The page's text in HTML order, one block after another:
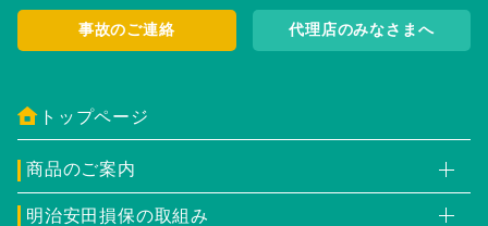
事故のご連絡 代理店のみなさまへ
トップページ
商品のご案内
明治安田損保の取組み